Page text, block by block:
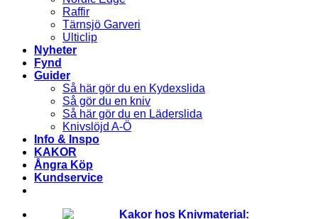
Raffir
Tärnsjö Garveri
Ulticlip
Nyheter
Fynd
Guider
Så här gör du en Kydexslida
Så gör du en kniv
Så här gör du en Läderslida
Knivslöjd A-Ö
Info & Inspo
KAKOR
Ångra Köp
Kundservice
Kakor hos Knivmaterial: